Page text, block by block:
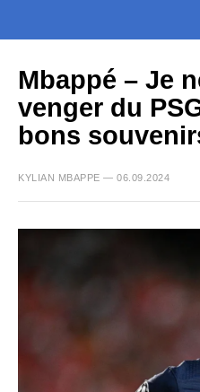
Mbappé – Je
venger du
bons
KYLIAN MBAPPE — 06.09.2024